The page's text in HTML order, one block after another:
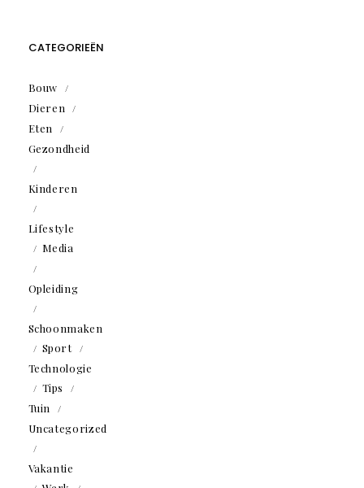
CATEGORIEËN
Bouw
Dieren
Eten
Gezondheid
Kinderen
Lifestyle
Media
Opleiding
Schoonmaken
Sport
Technologie
Tips
Tuin
Uncategorized
Vakantie